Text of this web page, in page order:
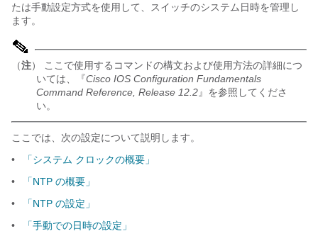
たは手動設定方式を使用して、スイッチのシステム日時を管理し
ます。
（注） ここで使用するコマンドの構文および使用方法の詳細につ
いては、『Cisco IOS Configuration Fundamentals
Command Reference, Release 12.2』を参照してくださ
い。
ここでは、次の設定について説明します。
•
「システム クロックの概要」
•
「NTP の概要」
•
「NTP の設定」
•
「手動での日時の設定」